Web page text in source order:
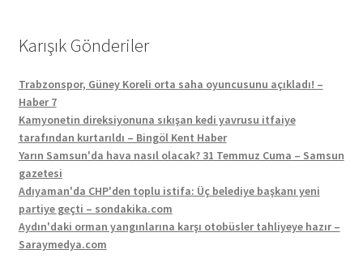
Karışık Gönderiler
Trabzonspor, Güney Koreli orta saha oyuncusunu açıkladı! –
Haber 7
Kamyonetin direksiyonuna sıkışan kedi yavrusu itfaiye
tarafından kurtarıldı – Bingöl Kent Haber
Yarın Samsun'da hava nasıl olacak? 31 Temmuz Cuma – Samsun
gazetesi
Adıyaman'da CHP'den toplu istifa: Üç belediye başkanı yeni
partiye geçti – sondakika.com
Aydın'daki orman yangınlarına karşı otobüsler tahliyeye hazır –
Saraymedya.com